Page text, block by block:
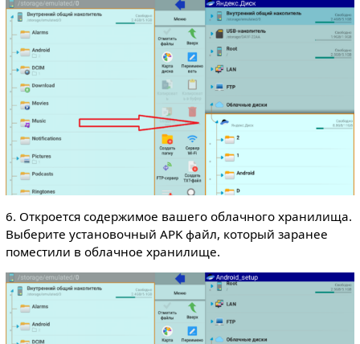
6. Откроется содержимое вашего облачного хранилища.
Выберите установочный APK файл, который заранее
поместили в облачное хранилище.